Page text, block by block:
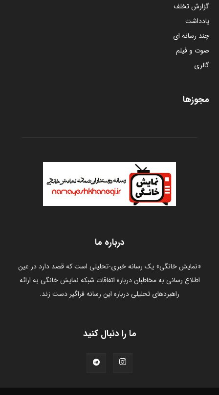
گزارش تخلف
یادداشت
چند رسانه ای
صوت و فیلم
گالری
مجوزها
درباره ما
«نمایش خانگی» یک رسانه خبری-تحلیلی است که قصد دارد در عین
اطلاع رسانی به مخاطبان درباره اتفاقات شبکه نمایش خانگی به ارائه
راهبردهای تحلیلی درباره این رسانه فراگیر دست زند.
ما را دنبال کنید